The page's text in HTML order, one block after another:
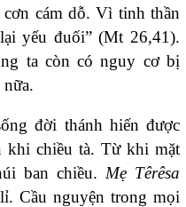
cám dỗ. Vì tinh thần
yếu đuối” (Mt 26,41).
ta còn có nguy cơ bị
đời thánh hiến được
chiều tà. Từ khi mặt
ban chiều. Mẹ Têrêsa
Cầu nguyện trong mọi